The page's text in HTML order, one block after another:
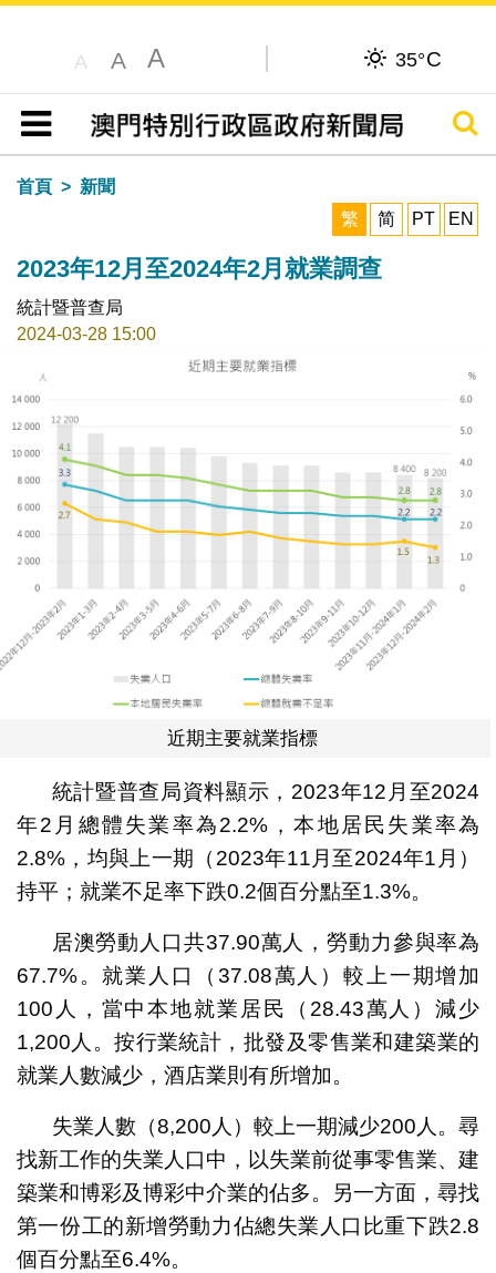
A A A 35°C
目錄
搜尋
首頁
新聞
繁
简 PT EN
2023年12月至2024年2月就業調查
統計暨普查局
2024-03-28 15:00
近期主要就業指標
統計暨普查局資料顯示，2023年12月至2024
年2月總體失業率為2.2%，本地居民失業率為
2.8%，均與上一期（2023年11月至2024年1月）
持平；就業不足率下跌0.2個百分點至1.3%。
居澳勞動人口共37.90萬人，勞動力參與率為
67.7%。就業人口（37.08萬人）較上一期增加
100人，當中本地就業居民（28.43萬人）減少
1,200人。按行業統計，批發及零售業和建築業的
就業人數減少，酒店業則有所增加。
失業人數（8,200人）較上一期減少200人。尋
找新工作的失業人口中，以失業前從事零售業、建
築業和博彩及博彩中介業的佔多。另一方面，尋找
第一份工的新增勞動力佔總失業人口比重下跌2.8
個百分點至6.4%。